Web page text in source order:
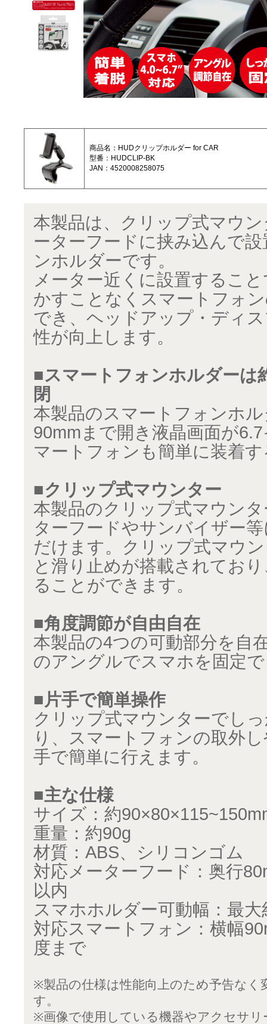
商品名：HUDクリップホルダー for CAR
型番：HUDCLIP-BK
JAN：4520008258075
本製品は、クリップ式マウ
ーターフードに挟み込んで
ンホルダーです。
メーター近くに設置するこ
かすことなくスマートフォ
でき、ヘッドアップ・ディ
性が向上します。
■スマートフォンホルダーは
閉
本製品のスマートフォンホ
90mmまで開き液晶画面が
マートフォンも簡単に装着
■クリップ式マウンター
本製品のクリップ式マウン
ターフードやサンバイザー
だけます。クリップ式マウ
と滑り止めが搭載されてお
ることができます。
■角度調節が自由自在
本製品の4つの可動部分を自
のアングルでスマホを固定
■片手で簡単操作
クリップ式マウンターでし
り、スマートフォンの取外
手で簡単に行えます。
■主な仕様
サイズ：約
重量：約90g
材質：ABS、シリコンゴム
対応メーターフード：奥行
以内
スマホホルダー可動幅：最大
対応スマートフォン：横幅
度まで
※製品の仕様は性能向上のため予告なく
す。
※画像で使用している機器やアクセサリ